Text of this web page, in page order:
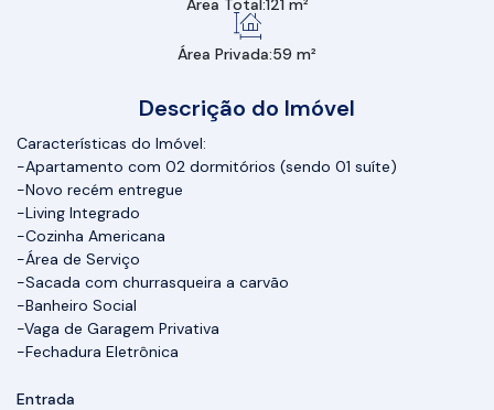
Área Total:121 m²
Área Privada:59 m²
Descrição do Imóvel
Características do Imóvel:
-Apartamento com 02 dormitórios (sendo 01 suíte)
-Novo recém entregue
-Living Integrado
-Cozinha Americana
-Área de Serviço
-Sacada com churrasqueira a carvão
-Banheiro Social
-Vaga de Garagem Privativa
-Fechadura Eletrônica
Entrada